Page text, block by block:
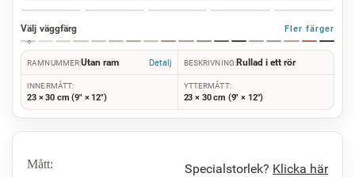
Välj väggfärg Fler färger
RAMNUMMER:Utan ram Detalj BESKRIVNING:Rullad i ett rör
INNERMÅTT:
23 × 30 cm (9" × 12")
YTTERMÅTT:
23 × 30 cm (9" × 12")
Mått: Specialstorlek? Klicka här